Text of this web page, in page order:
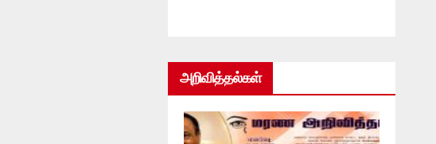
அறிவித்தல்கள்